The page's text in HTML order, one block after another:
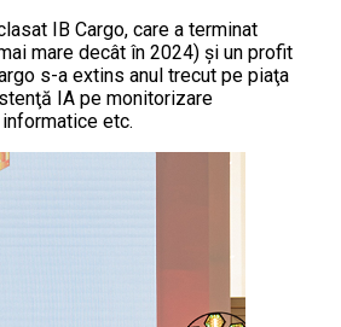
IB Cargo, care a terminat
mare decât în 2024) şi un profit
s-a extins anul trecut pe piaţa
IA pe monitorizare
etc.